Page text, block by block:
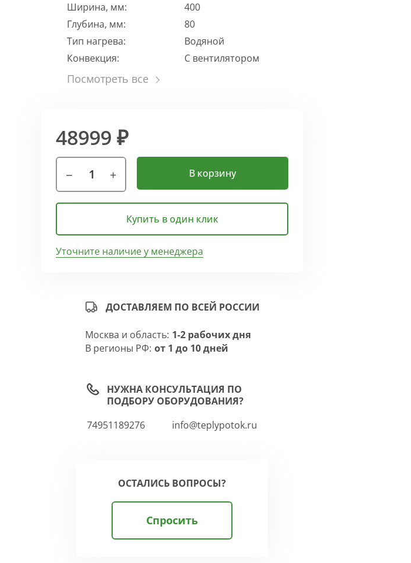
Ширина, мм:
400
Глубина, мм:
80
Тип нагрева:
Водяной
Конвекция:
С вентилятором
48999 ₽
В корзину
Купить в один клик
Уточните наличие у менеджера
ДОСТАВЛЯЕМ ПО ВСЕЙ РОССИИ
Москва и область: 1-2 рабочих дня
В регионы РФ: от 1 до 10 дней
НУЖНА КОНСУЛЬТАЦИЯ ПО
ПОДБОРУ ОБОРУДОВАНИЯ?
74951189276
info@teplypotok.ru
ОСТАЛИСЬ ВОПРОСЫ?
Спросить